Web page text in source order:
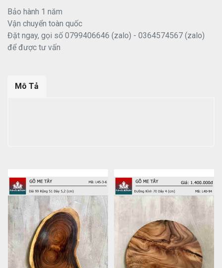
Bảo hành 1 năm
Vận chuyển toàn quốc
Đặt ngay, gọi số 0799406646 (zalo) - 0364574567 (zalo)
để được tư vấn
Mô Tả